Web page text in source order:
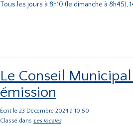
Tous les jours à 8h10 (le dimanche à
Le Conseil
émission
Écrit le 23 Décembre 2024 à 10:50
Classé dans Les locales